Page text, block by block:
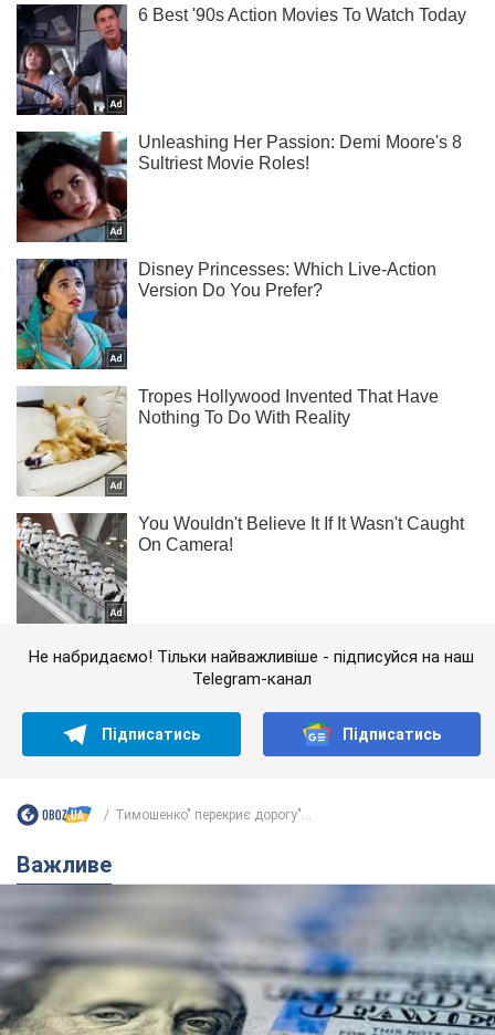
Не набридаємо! Тільки найважливіше - підписуйся на наш
Telegram-канал
Підписатись Підписатись
Тимошенко" перекриє дорогу"...
Важливе